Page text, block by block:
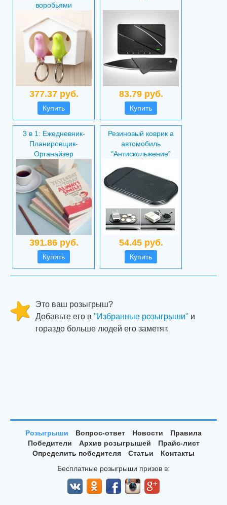
воробьями
377.37 руб.
Купить
83.79 руб.
Купить
3 в 1: Ежедневник-
Планировщик-
Органайзер
391.86 руб.
Купить
Резиновый коврик а
автомобиль
"Антискольжение"
54.45 руб.
Купить
Это ваш розыгрыш?
Добавьте его в "Избранные розыгрыши" и
гораздо больше людей его заметят.
Розыгрыши Вопрос-ответ Новости
Правила
Победители
Архив розыгрышей
Прайс-лист
Определить победителя
Статьи
Контакты
Бесплатные розыгрыши призов в: